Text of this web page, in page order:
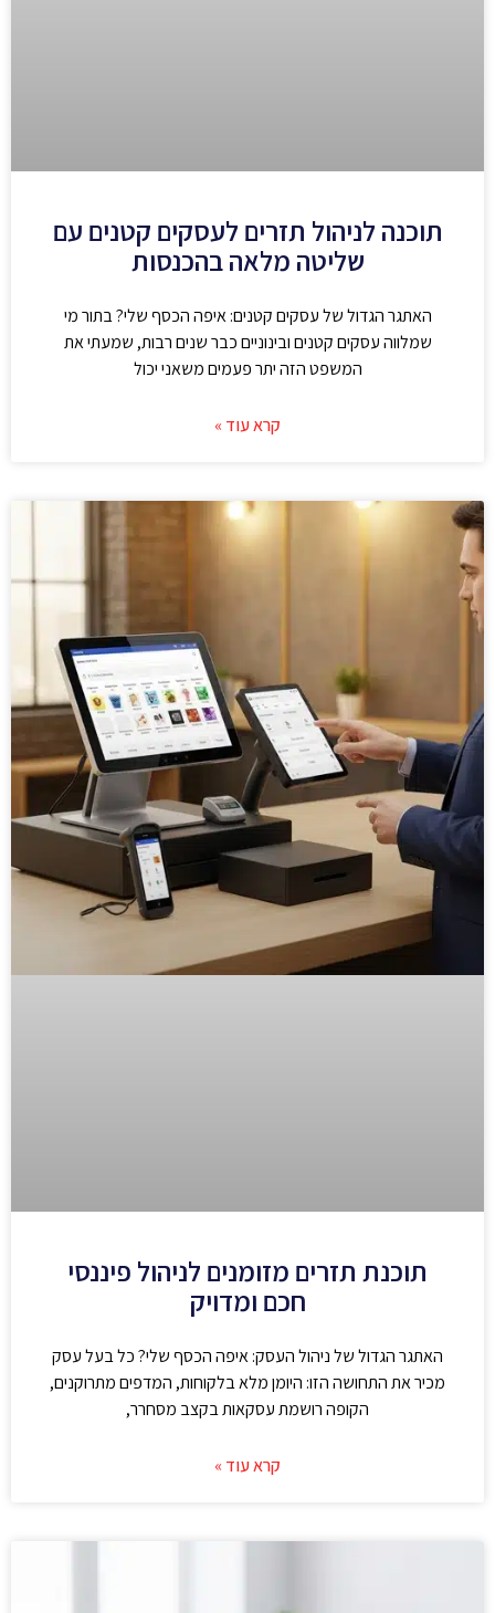
תוכנה לניהול תזרים לעסקים קטנים עם
שליטה מלאה בהכנסות
האתגר הגדול של עסקים קטנים: איפה הכסף שלי? בתור מי
שמלווה עסקים קטנים ובינוניים כבר שנים רבות, שמעתי את
המשפט הזה יתר פעמים משאני יכול
קרא עוד »
תוכנת תזרים מזומנים לניהול פיננסי
חכם ומדויק
האתגר הגדול של ניהול העסק: איפה הכסף שלי? כל בעל עסק
מכיר את התחושה הזו: היומן מלא בלקוחות, המדפים מתרוקנים,
הקופה רושמת עסקאות בקצב מסחרר,
קרא עוד »